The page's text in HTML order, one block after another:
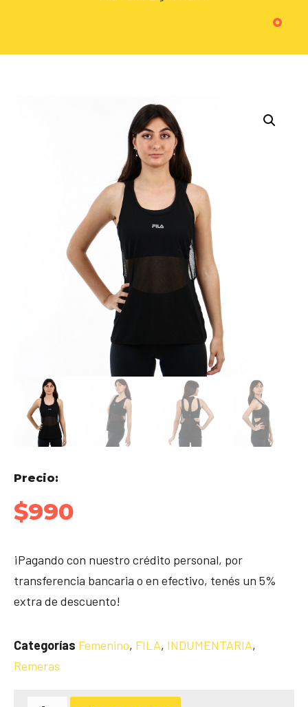
Precio:
$990
¡Pagando con nuestro crédito personal, por
transferencia bancaria o en efectivo, tenés un 5%
extra de descuento!
Categorías Femenino, FILA, INDUMENTARIA,
Remeras